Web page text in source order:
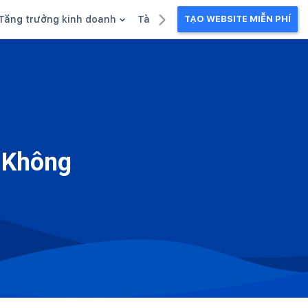
trưởng kinh doanh Tài liệu kinh doanhTẠO WEBSITE MIỄN PHÍ